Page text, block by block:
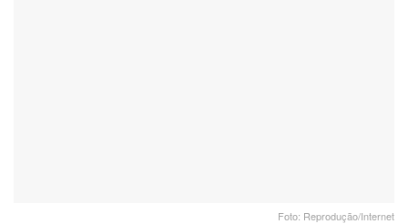
Foto: Reprodução/Internet